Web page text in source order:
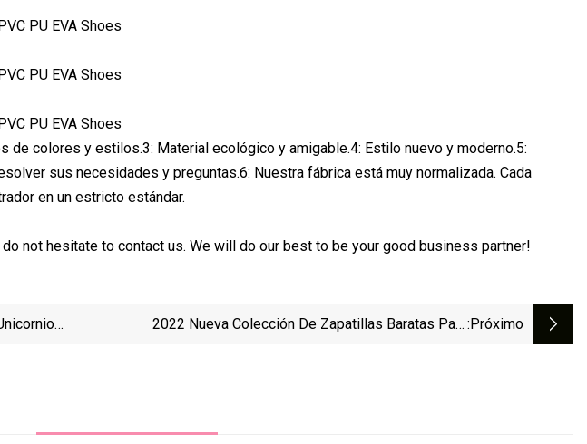
de colores y estilos.3: Material ecológico y amigable.4: Estilo nuevo y moderno.5:
sus necesidades y preguntas.6: Nuestra fábrica está muy normalizada. Cada
en un estricto estándar.
not hesitate to contact us. We will do our best to be your good business partner!
2022 Nueva Colección De Zapatillas Baratas Para :próximo